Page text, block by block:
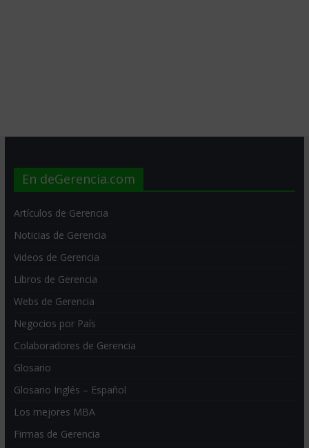
En deGerencia.com
Artículos de Gerencia
Noticias de Gerencia
Videos de Gerencia
Libros de Gerencia
Webs de Gerencia
Negocios por País
Colaboradores de Gerencia
Glosario
Glosario Inglés – Español
Los mejores MBA
Firmas de Gerencia